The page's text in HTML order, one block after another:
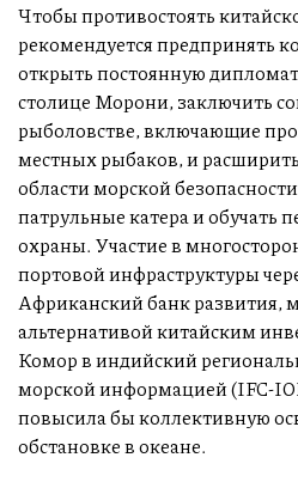
Чтобы противостоять
рекомендуется предпринять
открыть постоянную
столице Морони, заключить
рыболовстве, включающие
местных рыбаков, и
области морской
патрульные катера и обучать
охраны. Участие в
портовой инфраструктуры
Африканский банк развития,
альтернативой китайским
Комор в индийский
морской информацией (IFC-
повысила бы коллективную
обстановке в океане.